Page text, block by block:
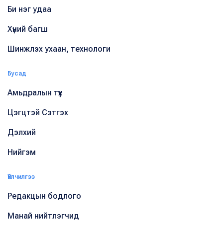
Би нэг удаа
Хүний багш
Шинжлэх ухаан, технологи
Бусад
Амьдралын түүх
Цэгцтэй Сэтгэх
Дэлхий
Нийгэм
Үйлчилгээ
Редакцын бодлого
Манай нийтлэгчид